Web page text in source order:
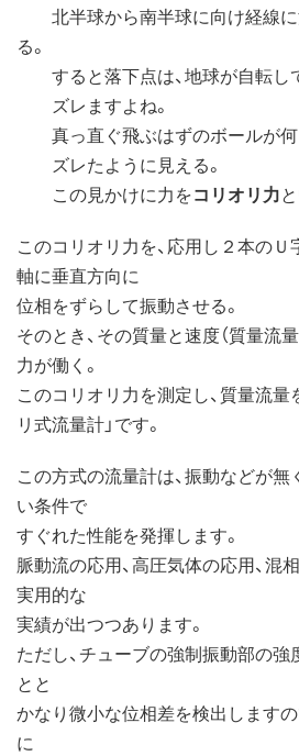
北半球から南半球に向け経線に
る。
すると落下点は、地球が自転し
ズレますよね。
真っ直ぐ飛ぶはずのボールが何
ズレたように見える。
この見かけに力をコリオリ力
このコリオリ力を、応用し２本の
軸に垂直方向に
位相をずらして振動させる。
そのとき、その質量と速度（質量流
力が働く。
このコリオリ力を測定し、質量流量
リ式流量計」です。
この方式の流量計は、振動などが無
い条件で
すぐれた性能を発揮します。
脈動流の応用、高圧気体の応用、混
実用的な
実績が出つつあります。
ただし、チューブの強制振動部の
とと
かなり微小な位相差を検出します
に